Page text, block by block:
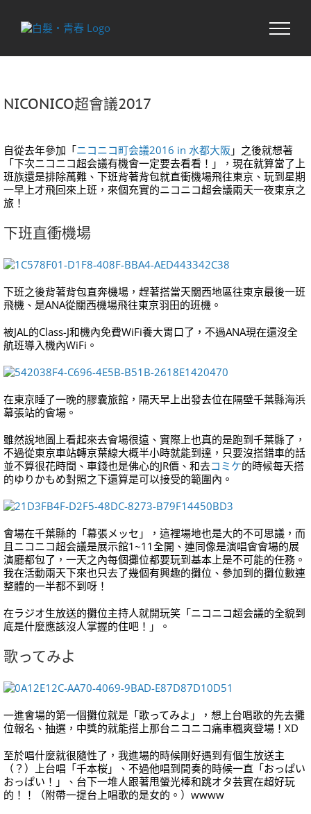
content
NICONICO超會議2017
自從去年參加「ニコニコ町会議2016 in 水都大阪 」之後就想著
「下次ニコニコ超会議有機會一定要去看看！」，現在就算當了上
班族還是排除萬難、下班背著背包就直衝機場飛往東京、玩到星期
一早上才飛回來上班，來個充實的ニコニコ超会議兩天一夜東京之
旅！
下班直衝機場
下班之後背著背包直奔機場，趕著搭當天關西地區往東京最後一班
飛機、是ANA從關西機場飛往東京羽田的班機。
被JAL的Class-J和機內免費WiFi養大胃口了，不過ANA現在還沒全
航班導入機內WiFi。
在東京睡了一晚的膠囊旅館，隔天早上出發去位在隔壁千葉縣海浜
幕張站的會場。
雖然說地圖上看起來去會場很遠、實際上也真的是跑到千葉縣了，
不過從東京車站轉京葉線大概半小時就能到達，只要沒搭錯車的話
並不算很花時間、車錢也是佛心的JR價、和去コミケ的時候每天搭
的ゆりかもめ對照之下還算是可以接受的範圍內。
會場在千葉縣的「幕張メッセ」，這裡場地也是大的不可思議，而
且ニコニコ超会議是展示館1~11全開、連同像是演唱會會場的展
演廳都包了，一天之內每個攤位都要玩到基本上是不可能的任務。
我在活動兩天下來也只去了幾個有興趣的攤位、參加到的攤位數連
整體的一半都不到呀！
在ラジオ生放送的攤位主持人就開玩笑「ニコニコ超会議的全貌到
底是什麼應該沒人掌握的住吧！」。
歌ってみよ
一進會場的第一個攤位就是「歌ってみよ」，想上台唱歌的先去攤
位報名、抽選，中獎的就能搭上那台ニコニコ痛車楓爽登場！XD
至於唱什麼就很隨性了，我進場的時候剛好遇到有個生放送主
（？）上台唱「千本桜」、不過他唱到間奏的時候一直「おっぱい
おっぱい！」、台下一堆人跟著甩螢光棒和跳オタ芸實在超好玩
的！！（附帶一提台上唱歌的是女的。）wwww